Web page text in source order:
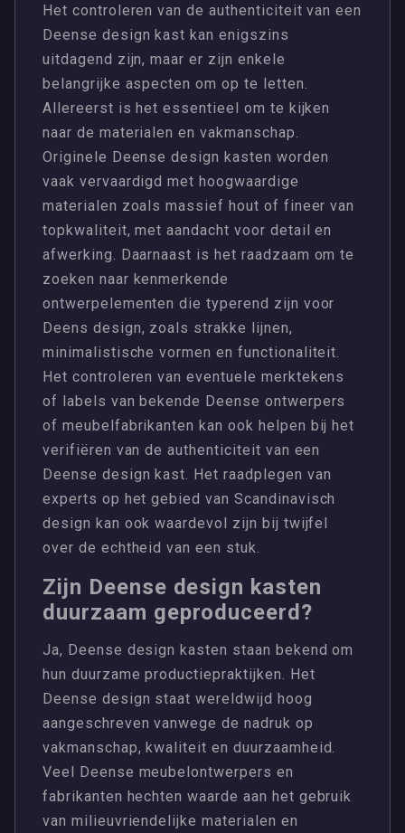
Het controleren van de authenticiteit van een
Deense design kast kan enigszins
uitdagend zijn, maar er zijn enkele
belangrijke aspecten om op te letten.
Allereerst is het essentieel om te kijken
naar de materialen en vakmanschap.
Originele Deense design kasten worden
vaak vervaardigd met hoogwaardige
materialen zoals massief hout of fineer van
topkwaliteit, met aandacht voor detail en
afwerking. Daarnaast is het raadzaam om te
zoeken naar kenmerkende
ontwerpelementen die typerend zijn voor
Deens design, zoals strakke lijnen,
minimalistische vormen en functionaliteit.
Het controleren van eventuele merktekens
of labels van bekende Deense ontwerpers
of meubelfabrikanten kan ook helpen bij het
verifiëren van de authenticiteit van een
Deense design kast. Het raadplegen van
experts op het gebied van Scandinavisch
design kan ook waardevol zijn bij twijfel
over de echtheid van een stuk.
Zijn Deense design kasten
duurzaam geproduceerd?
Ja, Deense design kasten staan bekend om
hun duurzame productiepraktijken. Het
Deense design staat wereldwijd hoog
aangeschreven vanwege de nadruk op
vakmanschap, kwaliteit en duurzaamheid.
Veel Deense meubelontwerpers en
fabrikanten hechten waarde aan het gebruik
van milieuvriendelijke materialen en